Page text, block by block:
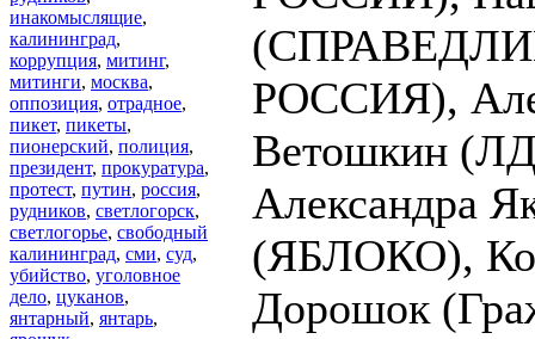
инакомыслящие,
калининград,
коррупция, митинг,
митинги, москва,
оппозиция, отрадное,
пикет, пикеты,
пионерский, полиция,
президент, прокуратура,
протест, путин, россия,
рудников, светлогорск,
светлогорье, свободный
калининград, сми, суд,
убийство, уголовное
дело, цуканов,
янтарный, янтарь,
РОССИЯ),
Ветошкин
Александра
(ЯБЛОКО),
Дорошок